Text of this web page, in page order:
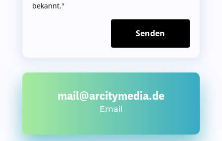
bekannt."
Senden
mail@arcitymedia.de
Email